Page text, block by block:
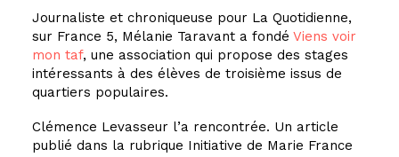
Journaliste et chroniqueuse pour La Quotidienne,
sur France 5, Mélanie Taravant a fondé Viens voir
mon taf, une association qui propose des stages
intéressants à des élèves de troisième issus de
quartiers populaires.
Clémence Levasseur l’a rencontrée. Un article
publié dans la rubrique Initiative de Marie France